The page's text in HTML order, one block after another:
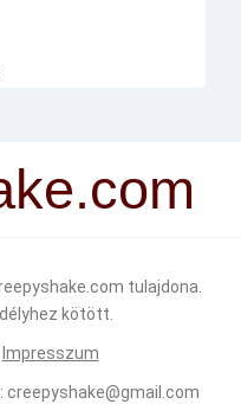
tulajdona.
kötött.
Impresszum
creepyshake@gmail.com